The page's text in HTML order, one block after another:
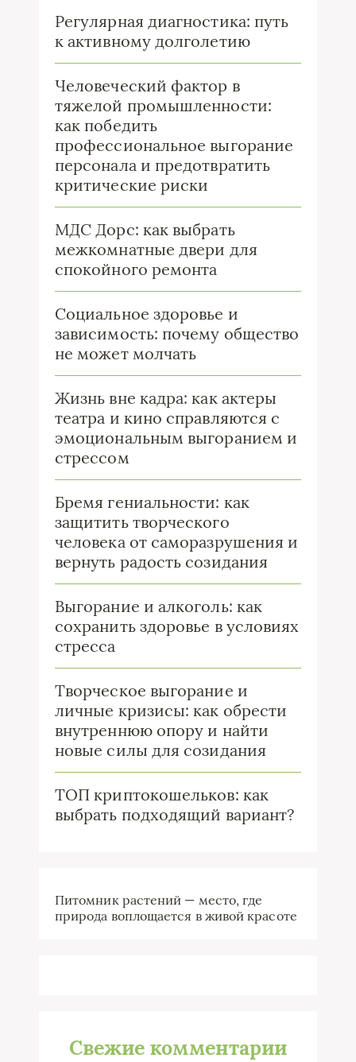
Регулярная диагностика: путь
к активному долголетию
Человеческий фактор в
тяжелой промышленности:
как победить
профессиональное выгорание
персонала и предотвратить
критические риски
МДС Дорс: как выбрать
межкомнатные двери для
спокойного ремонта
Социальное здоровье и
зависимость: почему общество
не может молчать
Жизнь вне кадра: как актеры
театра и кино справляются с
эмоциональным выгоранием и
стрессом
Бремя гениальности: как
защитить творческого
человека от саморазрушения и
вернуть радость созидания
Выгорание и алкоголь: как
сохранить здоровье в условиях
стресса
Творческое выгорание и
личные кризисы: как обрести
внутреннюю опору и найти
новые силы для созидания
ТОП криптокошельков: как
выбрать подходящий вариант?
Питомник растений — место, где
природа воплощается в живой красоте
Свежие комментарии